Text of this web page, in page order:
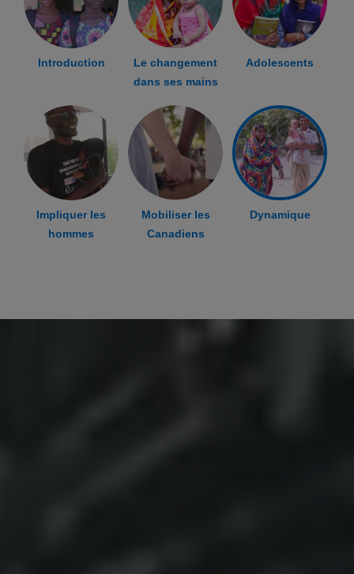
Introduction
Le changement
dans ses mains
Adolescents
Impliquer les
hommes
Mobiliser les
Canadiens
Dynamique